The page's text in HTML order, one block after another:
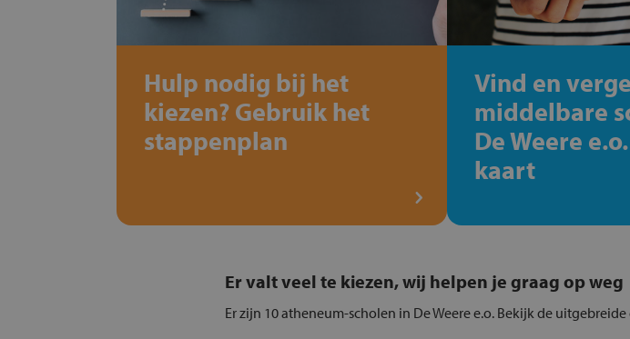
Hulp nodig bij het
kiezen? Gebruik het
stappenplan
Vind en
middelbare
De Weere
kaart
Er valt veel te kiezen, wij helpen je graag op weg
Er zijn 10 atheneum-scholen in De Weere e.o. Bekijk de